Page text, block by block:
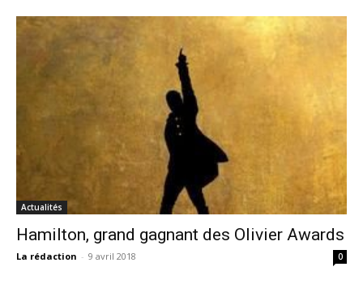
Actualités
Hamilton, grand gagnant des Olivier Awards
La rédaction - 9 avril 2018 0